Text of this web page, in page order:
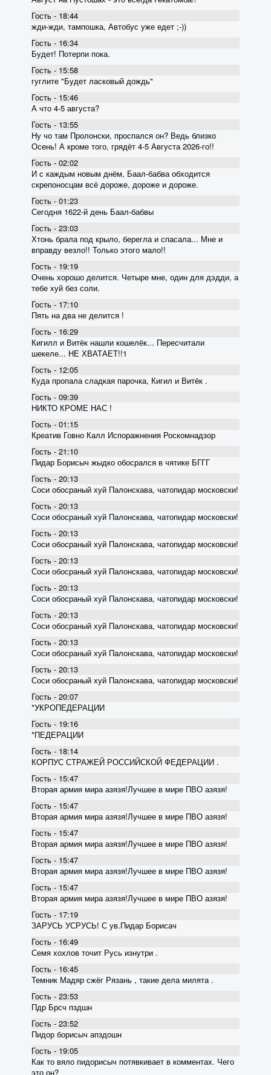
Гость - 18:44
жди-жди, тампошка, Автобус уже едет ;-))
Гость - 16:34
Будет! Потерпи пока.
Гость - 15:58
гуглите "Будет ласковый дождь"
Гость - 15:46
А что 4-5 августа?
Гость - 13:55
Ну чо там Пролонски, проспался он? Ведь близко
Осень! А кроме того, грядёт 4-5 Августа 2026-го!!
Гость - 02:02
И с каждым новым днём, Баал-бабва обходится
скрепоносцам всё дороже, дороже и дороже.
Гость - 01:23
Сегодня 1622-й день Баал-бабвы
Гость - 23:03
Хтонь брала под крыло, берегла и спасала... Мне и
вправду везло!! Только этого мало!!
Гость - 19:19
Очень хорошо делится. Четыре мне, один для дэдди, а
тебе хуй без соли.
Гость - 17:10
Пять на два не делится !
Гость - 16:29
Кигилл и Витёк нашли кошелёк... Пересчитали
шекеле... НЕ ХВАТАЕТ!!1
Гость - 12:05
Куда пропала сладкая парочка, Кигил и Витёк .
Гость - 09:39
НИКТО КРОМЕ НАС !
Гость - 01:15
Креатив Говно Калл Испоражнения Роскомнадзор
Гость - 21:10
Пидар Борисыч жыдко обосрался в чятике БГГГ
Гость - 20:13
Соси обосраный хуй Палонскава, чатопидар московски!
Гость - 20:13
Соси обосраный хуй Палонскава, чатопидар московски!
Гость - 20:13
Соси обосраный хуй Палонскава, чатопидар московски!
Гость - 20:13
Соси обосраный хуй Палонскава, чатопидар московски!
Гость - 20:13
Соси обосраный хуй Палонскава, чатопидар московски!
Гость - 20:13
Соси обосраный хуй Палонскава, чатопидар московски!
Гость - 20:13
Соси обосраный хуй Палонскава, чатопидар московски!
Гость - 20:13
Соси обосраный хуй Палонскава, чатопидар московски!
Гость - 20:07
*УКРОПЕДЕРАЦИИ
Гость - 19:16
*ПЕДЕРАЦИИ
Гость - 18:14
КОРПУС СТРАЖЕЙ РОССИЙСКОЙ ФЕДЕРАЦИИ .
Гость - 15:47
Вторая армия мира азязя!Лучшее в мире ПВО азязя!
Гость - 15:47
Вторая армия мира азязя!Лучшее в мире ПВО азязя!
Гость - 15:47
Вторая армия мира азязя!Лучшее в мире ПВО азязя!
Гость - 15:47
Вторая армия мира азязя!Лучшее в мире ПВО азязя!
Гость - 15:47
Вторая армия мира азязя!Лучшее в мире ПВО азязя!
Гость - 17:19
ЗАРУСЬ УСРУСЬ! С ув.Пидар Борисач
Гость - 16:49
Семя хохлов точит Русь изнутри .
Гость - 16:45
Темник Мадяр сжёг Рязань , такие дела милята .
Гость - 23:53
Пдр Брсч пздшн
Гость - 23:52
Пидор борисыч апздошн
Гость - 19:05
Как то вяло пидорисыч потявкивает в комментах. Чего
это он?